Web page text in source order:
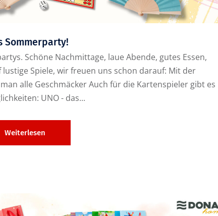
Sommerparty!
Schöne Nachmittage, laue Abende, gutes Essen,
Spiele, wir freuen uns schon darauf: Mit der
alle Geschmäcker Auch für die Kartenspieler gibt es
UNO - das...
Weiterlesen